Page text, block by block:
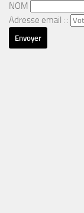
NOM
Adresse email : :